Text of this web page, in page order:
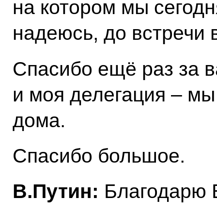
на котором мы
надеюсь, до встречи
Спасибо ещё раз за
и моя делегация – мы
дома.
Спасибо большое.
В.Путин: Благодарю